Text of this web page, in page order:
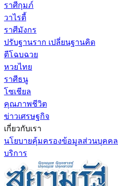
ราศีกุมภ์
วาไรตี้
ราศีมังกร
ปรับฐานราก เปลี่ยนฐานคิด
ตีโฉบฉวย
หวยไทย
ราศีธนู
โซเชียล
คุณภาพชีวิต
ข่าวเศรษฐกิจ
เกี่ยวกับเรา
นโยบายคุ้มครองข้อมูลส่วนบุคคล
บริการ